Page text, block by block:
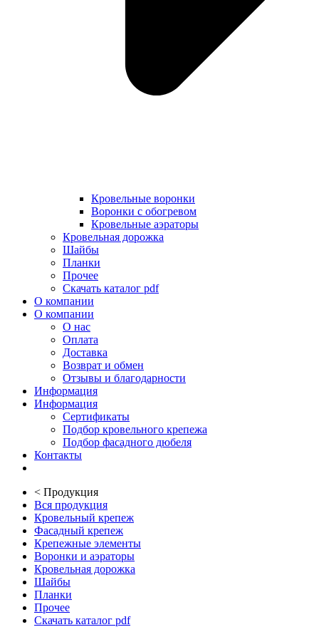
Кровельные воронки
Воронки с обогревом
Кровельные аэраторы
Кровельная дорожка
Шайбы
Планки
Прочее
Скачать каталог pdf
О компании
О компании
О нас
Оплата
Доставка
Возврат и обмен
Отзывы и благодарности
Информация
Информация
Сертификаты
Подбор кровельного крепежа
Подбор фасадного дюбеля
Контакты
< Продукция
Вся продукция
Кровельный крепеж
Фасадный крепеж
Крепежные элементы
Воронки и аэраторы
Кровельная дорожка
Шайбы
Планки
Прочее
Скачать каталог pdf